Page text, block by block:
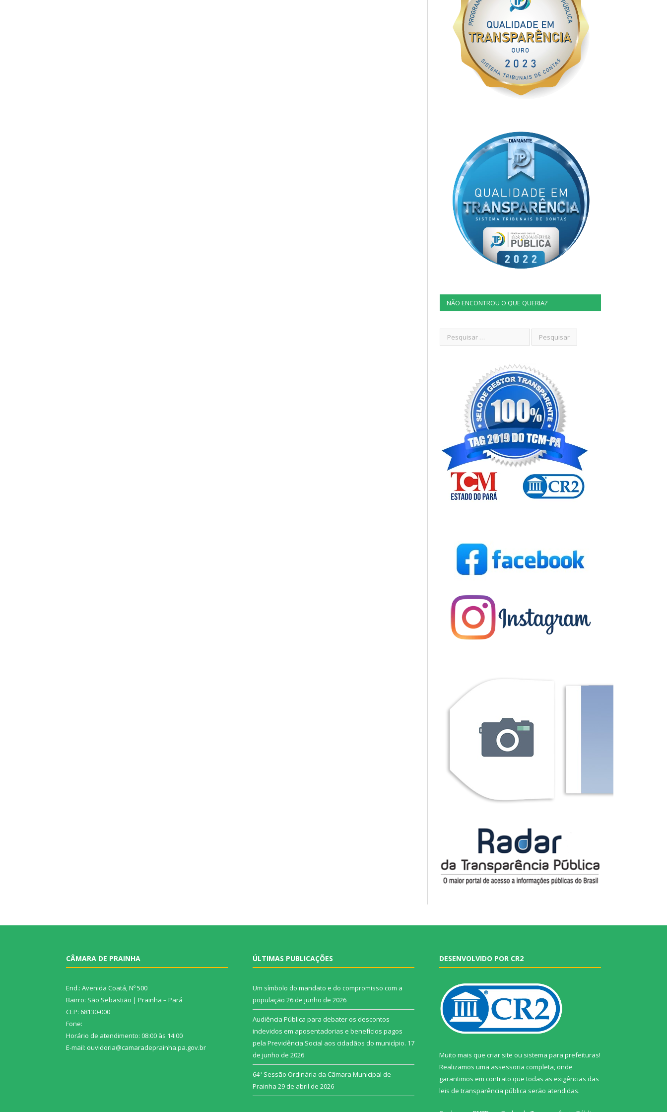
NÃO ENCONTROU O QUE QUERIA?
CÂMARA DE PRAINHA
End.: Avenida Coatá, Nº 500
Bairro: São Sebastião | Prainha – Pará
CEP: 68130-000
Fone:
Horário de atendimento: 08:00 às 14:00
E-mail: ouvidoria@camaradeprainha.pa.gov.br
ÚLTIMAS PUBLICAÇÕES
Um símbolo do mandato e do compromisso com a
população 26 de junho de 2026
Audiência Pública para debater os descontos
indevidos em aposentadorias e benefícios pagos
pela Previdência Social aos cidadãos do município. 17
de junho de 2026
64ª Sessão Ordinária da Câmara Municipal de
Prainha 29 de abril de 2026
DESENVOLVIDO POR CR2
Muito mais que criar site ou sistema para prefeituras!
Realizamos uma assessoria completa, onde
garantimos em contrato que todas as exigências das
leis de transparência pública serão atendidas.